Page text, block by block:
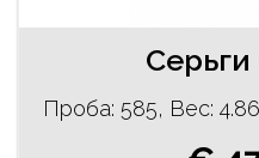
Проба: 585, Bес: 4.86